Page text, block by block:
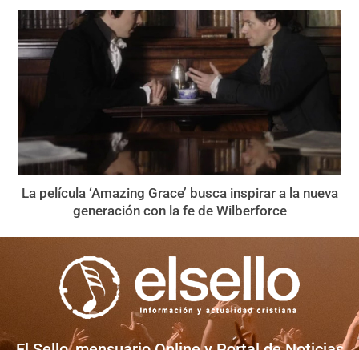
La película ‘Amazing Grace’ busca inspirar a la nueva
generación con la fe de Wilberforce